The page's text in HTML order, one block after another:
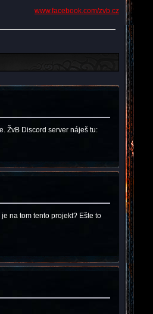
www.facebook.com/zvb.cz
ŽvB Discord server náješ tu:
na tom tento projekt? Ešte to